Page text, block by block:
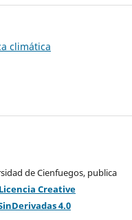
climática
de Cienfuegos, publica
Licencia Creative
4.0